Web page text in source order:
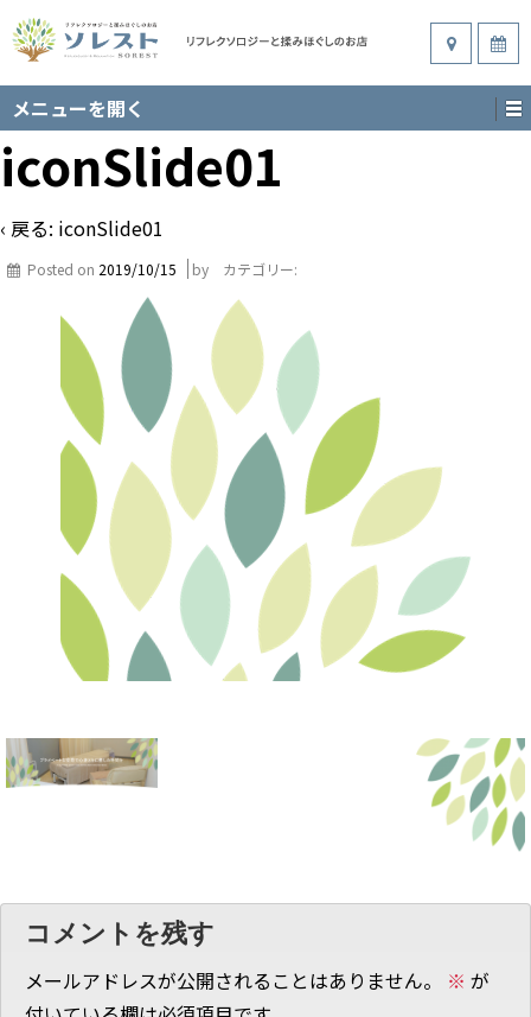
メニューを開く
iconSlide01
‹ 戻る: iconSlide01
Posted on 2019/10/15 by カテゴリー:
コメントを残す
メールアドレスが公開されることはありません。 ※ が